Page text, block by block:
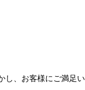
し、お客様にご満足い